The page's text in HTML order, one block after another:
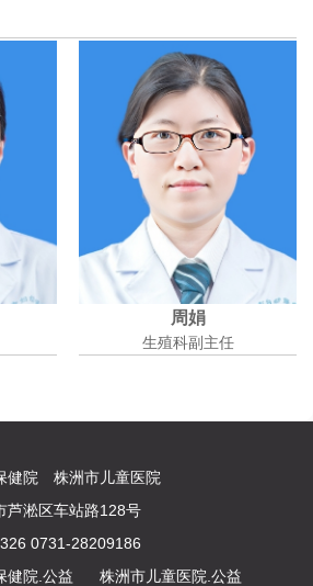
周娟
生殖科副主任
健院 株洲市儿童医院
芦淞区车站路128号
0731-28209186
健院.公益
株洲市儿童医院.公益